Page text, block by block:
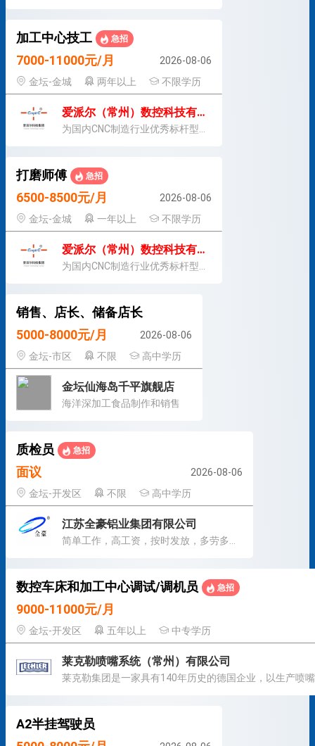
加工中心技工 急招
7000-11000元/月
2026-08-06
金坛-金城
两年以上 不限学历
爱派尔（常州）数控科技有限公司
打磨师傅 急招
6500-8500元/月
2026-08-06
金坛-金城
一年以上 不限学历
爱派尔（常州）数控科技有限公司
销售、店长、储备店长
5000-8000元/月
2026-08-06
金坛-市区
不限 高中学历
金坛仙海岛千平旗舰店
海洋深加工食品制作和销售
质检员 急招
面议
2026-08-06
金坛-开发区
不限 高中学历
江苏全豪铝业集团有限公司
数控车床和加工中心调试/调机员 急招
9000-11000元/月
金坛-开发区 五年以上 中专学历
莱克勒喷嘴系统（常州）有限公司
A2半挂驾驶员